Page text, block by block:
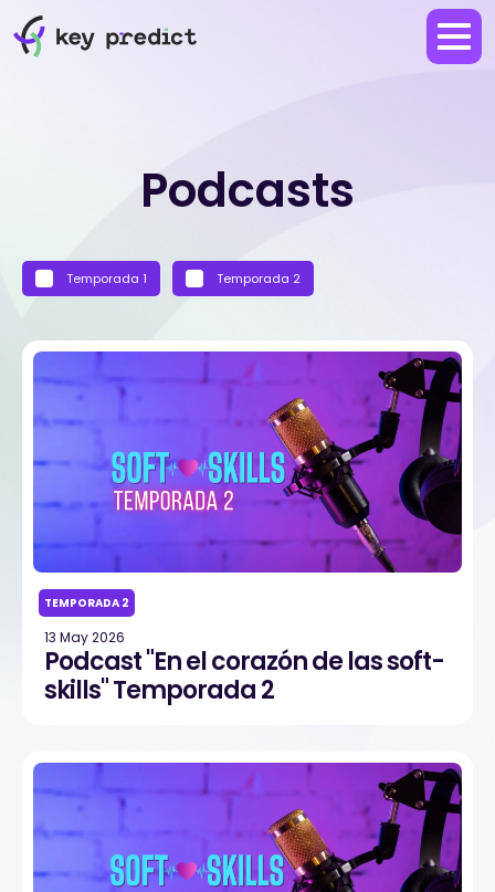
Podcasts
Temporada 1 Temporada 2
TEMPORADA 2
13 May 2026
Podcast "En el corazón de las soft-
skills" Temporada 2